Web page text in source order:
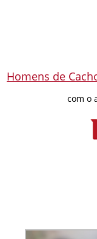
Homens de
com o